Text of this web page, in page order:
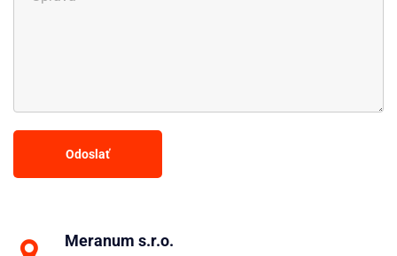
Meranum s.r.o.